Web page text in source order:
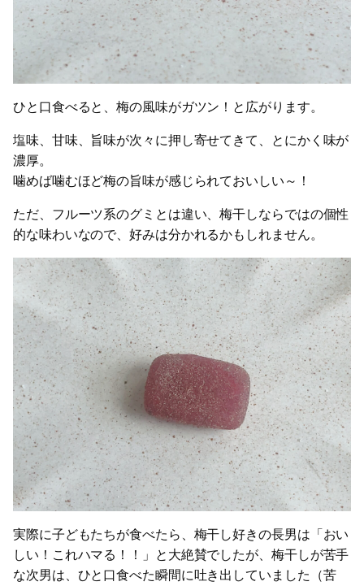
ひと口食べると、梅の風味がガツン！と広がります。
塩味、甘味、旨味が次々に押し寄せてきて、とにかく味が
濃厚。
噛めば噛むほど梅の旨味が感じられておいしい～！
ただ、フルーツ系のグミとは違い、梅干しならではの個性
的な味わいなので、好みは分かれるかもしれません。
実際に子どもたちが食べたら、梅干し好きの長男は「おい
しい！これハマる！！」と大絶賛でしたが、梅干しが苦手
な次男は、ひと口食べた瞬間に吐き出していました（苦